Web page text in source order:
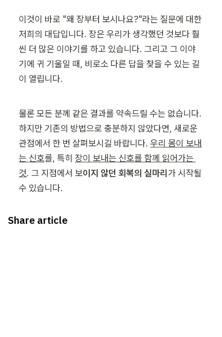
이것이 바로 "왜 장부터 보시나요?"라는 질문에 대한
저희의 대답입니다. 장은 우리가 생각했던 것보다 훨
씬 더 많은 이야기를 하고 있습니다. 그리고 그 이야
기에 귀 기울일 때, 비로소 다른 답을 찾을 수 있는 길
이 열립니다.
물론 모든 분께 같은 결과를 약속드릴 수는 없습니다.
하지만 기존의 방법으로 충분하지 않았다면, 새로운
관점에서 한 번 살펴보시길 바랍니다. 우리 몸이 보내
는 신호를, 특히 장이 보내는 신호를 함께 읽어가는
것. 그 지점에서 보이지 않던 회복의 실마리가 시작될
수 있습니다.
Share article